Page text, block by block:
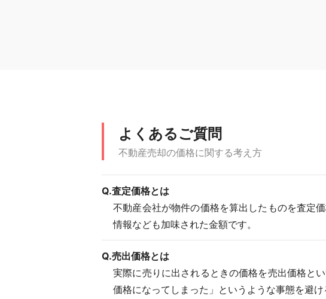
よくあるご質問
不動産売却の価格に関する考え方
Q.査定価格とは
不動産会社が物件の価格を算出したものを査定
情報なども加味された金額です。
Q.売出価格とは
実際に売りに出されるときの価格を売出価格と
価格になってしまった」というような事態を避